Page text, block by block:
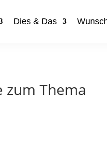
Dies & Das
zum Thema